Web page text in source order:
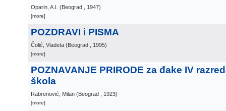
Oparin, A.I. (Beograd , 1947)
[more]
POZDRAVI i PISMA
Čolić, Vladeta (Beograd , 1995)
[more]
POZNAVANJE PRIRODE za đake IV
škola
Rabrenović, Milan (Beograd , 1923)
[more]